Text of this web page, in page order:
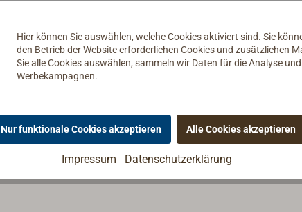
Hier können Sie auswählen, welche Cookies aktiviert sind. Sie
den Betrieb der Website erforderlichen Cookies und zusätzlichen
Sie alle Cookies auswählen, sammeln wir Daten für die Analyse
Werbekampagnen.
Nur funktionale Cookies akzeptieren Alle Cookies akzeptieren
Impressum Datenschutzerklärung